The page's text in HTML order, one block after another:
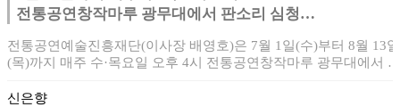
전통공연창작마루 광무대에서 판소리 심청가
전통공연예술진흥재단(이사장 배영호)은 7월 1일(수)부터 8월 13일
(목)까지 매주 수·목요일 오후 4시 전통공연창작마루 광무대에서 외
신은향